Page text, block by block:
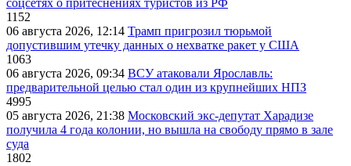
соцсетях о притеснениях туристов из РФ
1152
06 августа 2026, 12:14 Трамп пригрозил тюрьмой
допустившим утечку данных о нехватке ракет у США
1063
06 августа 2026, 09:34 ВСУ атаковали Ярославль:
предварительной целью стал один из крупнейших НПЗ
4995
05 августа 2026, 21:38 Московский экс-депутат Харадизе
получила 4 года колонии, но вышла на свободу прямо в зале
суда
1802